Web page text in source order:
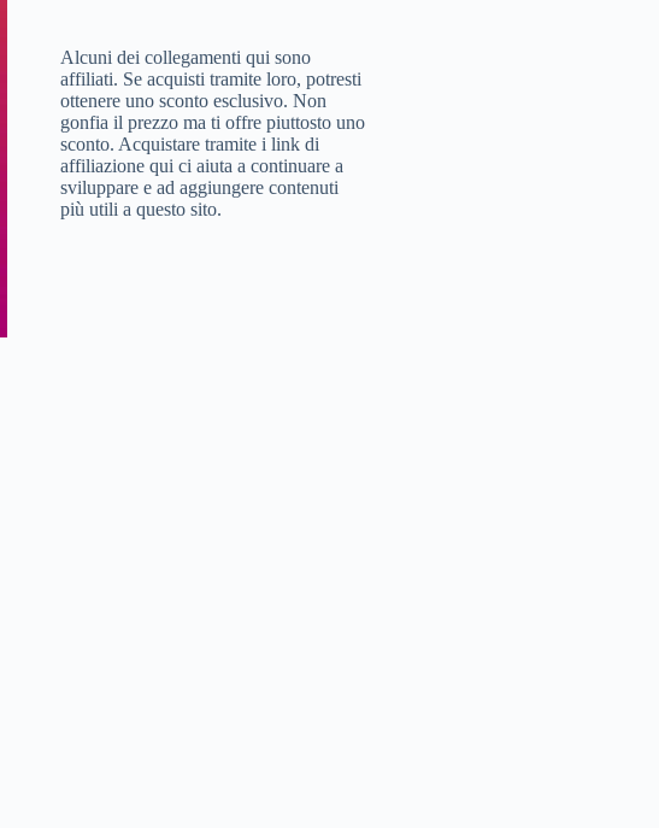
Alcuni dei collegamenti qui sono
affiliati. Se acquisti tramite loro, potresti
ottenere uno sconto esclusivo. Non
gonfia il prezzo ma ti offre piuttosto uno
sconto. Acquistare tramite i link di
affiliazione qui ci aiuta a continuare a
sviluppare e ad aggiungere contenuti
più utili a questo sito.